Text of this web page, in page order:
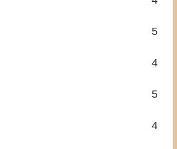
5
4
5
4